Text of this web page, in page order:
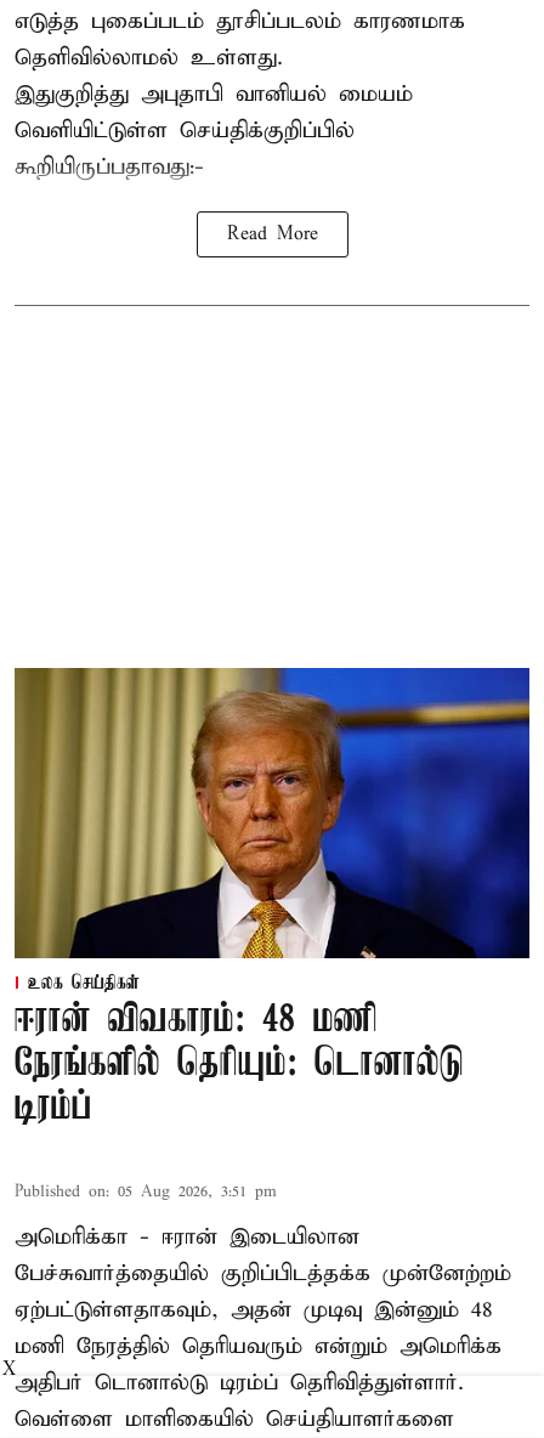
எடுத்த புகைப்படம் தூசிப்படலம் காரணமாக
தெளிவில்லாமல் உள்ளது.
இதுகுறித்து அபுதாபி வானியல் மையம்
வெளியிட்டுள்ள செய்திக்குறிப்பில்
கூறியிருப்பதாவது:-
Read More
உலக செய்திகள்
ஈரான் விவகாரம்: 48 மணி
நேரங்களில் தெரியும்: டொனால்டு
டிரம்ப்
Published on: 05 Aug 2026, 3:51 pm
அமெரிக்கா - ஈரான் இடையிலான
பேச்சுவார்த்தையில் குறிப்பிடத்தக்க முன்னேற்றம்
ஏற்பட்டுள்ளதாகவும், அதன் முடிவு இன்னும் 48
மணி நேரத்தில் தெரியவரும் என்றும் அமெரிக்க
அதிபர் டொனால்டு டிரம்ப் தெரிவித்துள்ளார்.
வெள்ளை மாளிகையில் செய்தியாளர்களை
X